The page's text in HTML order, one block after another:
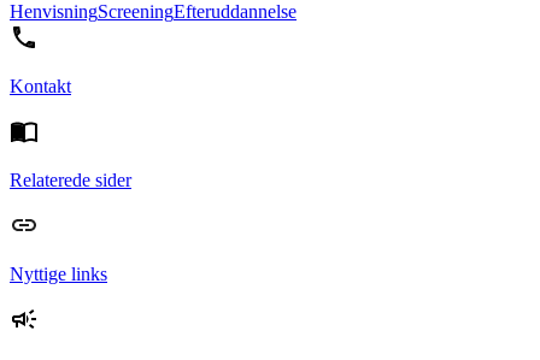
HenvisningScreeningEfteruddannelse
Kontakt
Relaterede sider
Nyttige links